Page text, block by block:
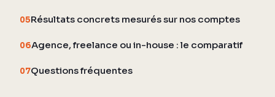
05Résultats concrets mesurés sur nos comptes
06Agence, freelance ou in-house : le comparatif
07Questions fréquentes